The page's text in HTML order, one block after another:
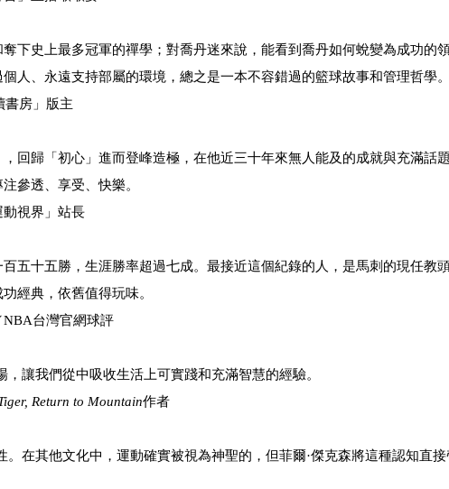
下史上最多冠軍的禪學；對喬丹迷來說，能看到喬丹如何蛻變為成功的
人、永遠支持部屬的環境，總之是一本不容錯過的籃球故事和管理哲學。
版主
回歸「初心」進而登峰造極，在他近三十年來無人能及的成就與充滿話
參透、享受、快樂。
站長
五十五勝，生涯勝率超過七成。最接近這個紀錄的人，是馬刺的現任教
經典，依舊值得玩味。
官網球評
讓我們從中吸收生活上可實踐和充滿智慧的經驗。
Return to Mountain作者
在其他文化中，運動確實被視為神聖的，但菲爾·傑克森將這種認知直接